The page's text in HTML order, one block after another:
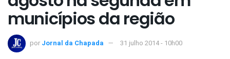
municípios da região
por Jornal da Chapada 31 julho 2014 - 10h00